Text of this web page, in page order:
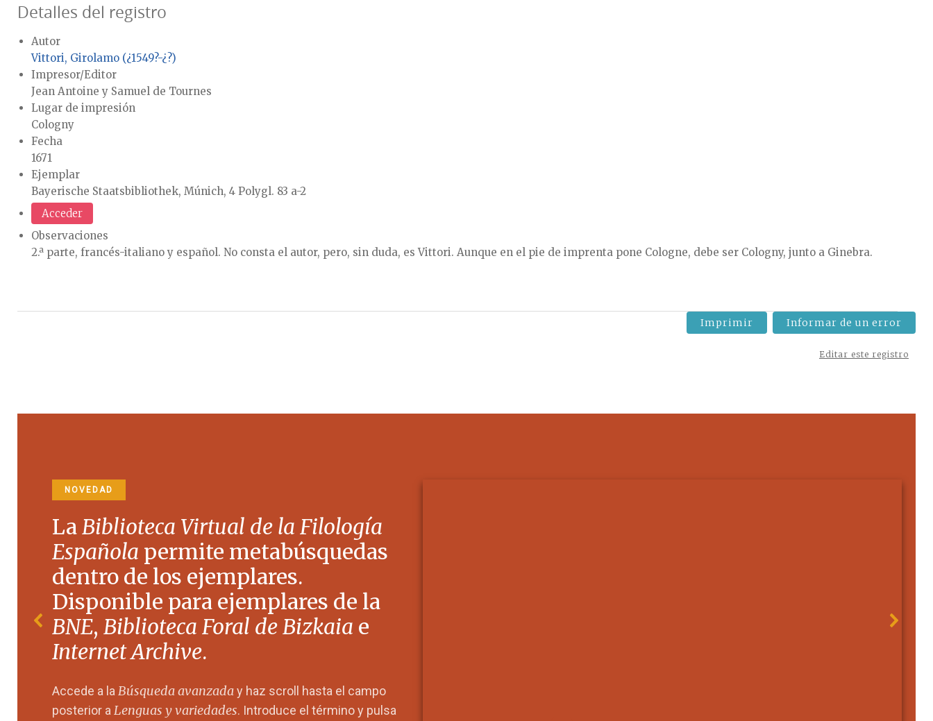
Detalles del registro
Autor
Vittori, Girolamo (¿1549?-¿?)
Impresor/Editor
Jean Antoine y Samuel de Tournes
Lugar de impresión
Cologny
Fecha
1671
Ejemplar
Bayerische Staatsbibliothek, Múnich, 4 Polygl. 83 a-2
Acceder
Observaciones
2.ª parte, francés-italiano y español. No consta el autor, pero, sin duda, es Vittori. Aunque en el pie de imprenta pone Cologne, debe ser Cologny, junto a Ginebra.
Imprimir Informar de un error
Editar este registro
NOVEDAD
LaBiblioteca Virtual de la Filología
Española permite metabúsquedas
dentro de los ejemplares.
Disponible para ejemplares de la
BNE, Biblioteca Foral de Bizkaia e
Internet Archive.
Accede a laBúsqueda avanzaday haz scroll hasta el campo
posterior aLenguas y variedades. Introduce el término y pulsa